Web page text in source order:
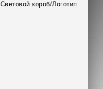
Световой короб/Логотип